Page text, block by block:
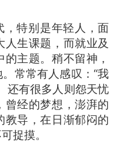
特别是年轻人，面
生课题，而就业及
主题。稍不留神，
常常有人感叹：“我
还有很多人则怨天忧
曾经的梦想，澎湃的
教导，在日渐郁闷的
捉摸。